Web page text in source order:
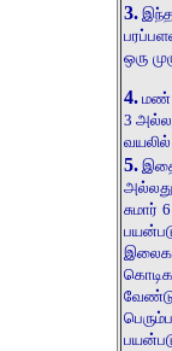
3. இந்த
ஒரு
4. மண்
3
வயலில்
5.
அல்லது
சுமார் 6